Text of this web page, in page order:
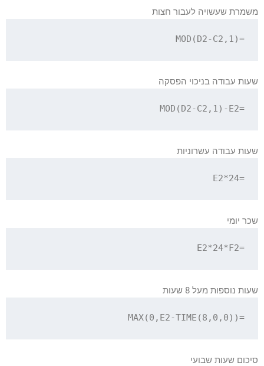
משמרת שעשויה לעבור חצות
=MOD(D2-C2,1)
שעות עבודה בניכוי הפסקה
=MOD(D2-C2,1)-E2
שעות עבודה עשרוניות
=E2*24
שכר יומי
=E2*24*F2
שעות נוספות מעל 8 שעות
=MAX(0,E2-TIME(8,0,0))
סיכום שעות שבועי